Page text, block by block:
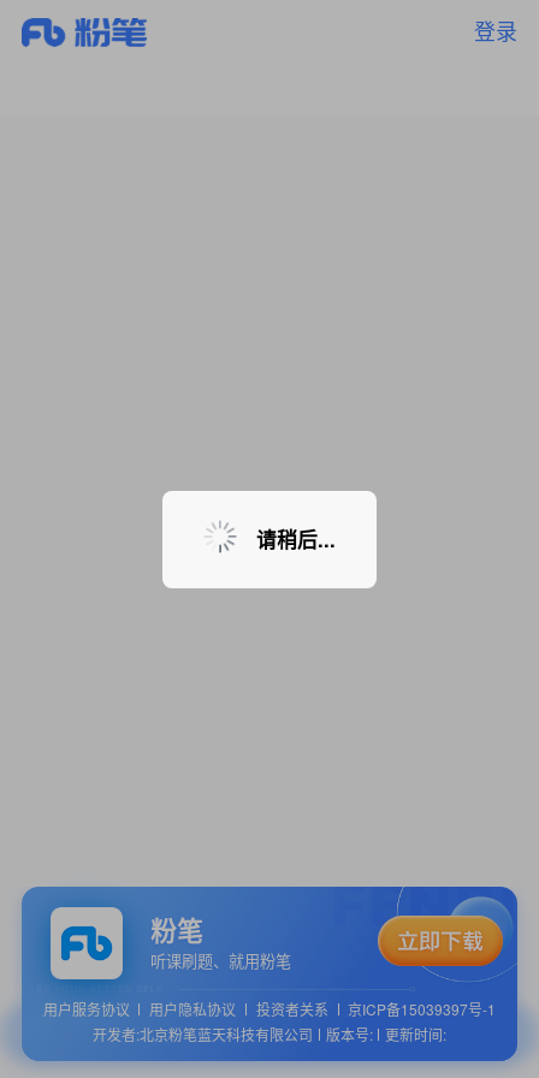
登录
暂无课程，敬请期待
粉笔
听课刷题、就用粉笔
用户服务协议 用户隐私协议 投资者关系
京ICP备15039397号-1
开发者:北京粉笔蓝天科技有限公司
版本号: 更新时间:
请稍后...